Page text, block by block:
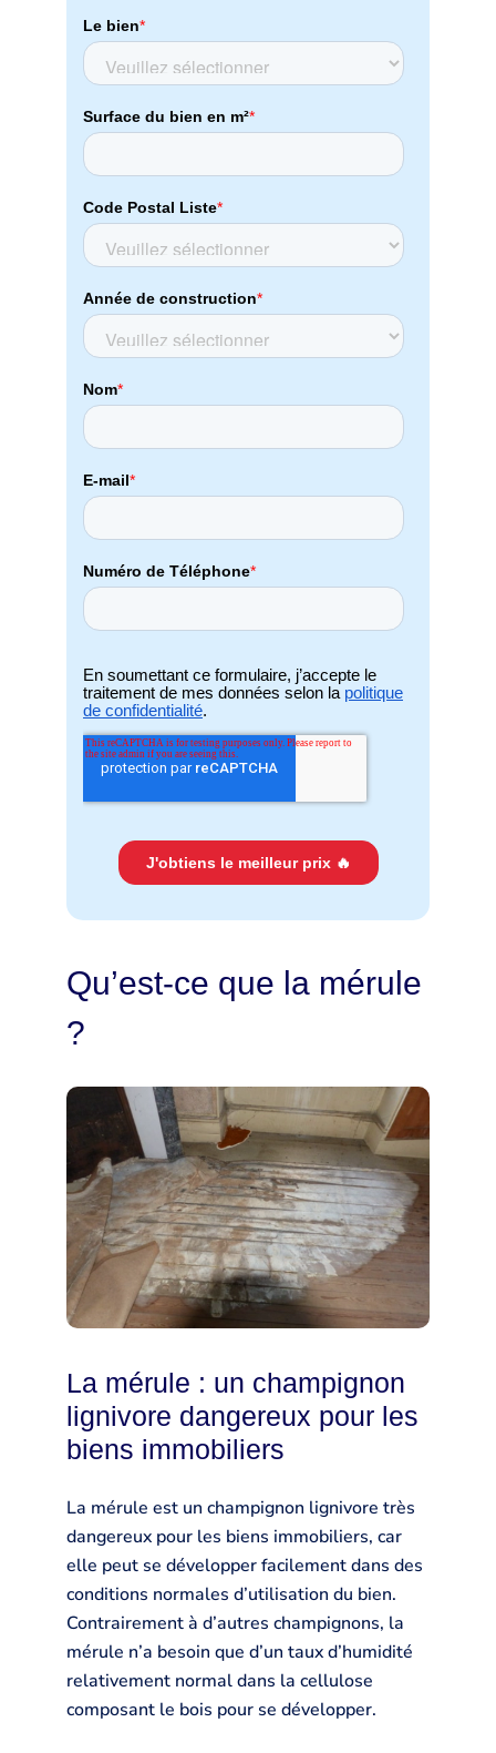
Qu’est-ce que la mérule
?
La mérule : un champignon
lignivore dangereux pour les
biens immobiliers
La mérule est un champignon lignivore très
dangereux pour les biens immobiliers, car
elle peut se développer facilement dans des
conditions normales d’utilisation du bien.
Contrairement à d’autres champignons, la
mérule n’a besoin que d’un taux d’humidité
relativement normal dans la cellulose
composant le bois pour se développer.